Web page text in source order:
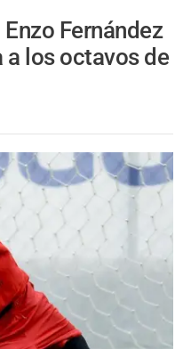
Enzo Fernández
a los octavos de